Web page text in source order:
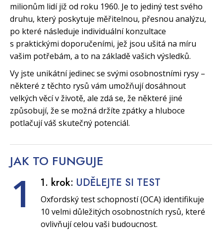
milionům lidí již od roku 1960. Je to jediný test svého
druhu, který poskytuje měřitelnou, přesnou analýzu,
po které následuje individuální konzultace
s praktickými doporučeními, jež jsou ušitá na míru
vašim potřebám, a to na základě vašich výsledků.
Vy jste unikátní jedinec se svými osobnostními rysy –
některé z těchto rysů vám umožňují dosáhnout
velkých věcí v životě, ale zdá se, že některé jiné
způsobují, že se možná držíte zpátky a hluboce
potlačují váš skutečný potenciál.
JAK TO FUNGUJE
1 1. krok: UDĚLEJTE SI TEST
Oxfordský test schopností (OCA) identifikuje
10 velmi důležitých osobnostních rysů, které
ovlivňují celou vaši budoucnost.